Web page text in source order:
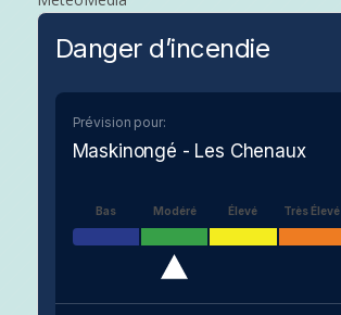
Danger d’incendie
Prévision pour:
Maskinongé - Les Chenaux
Bas Modéré Élevé Très Élevé